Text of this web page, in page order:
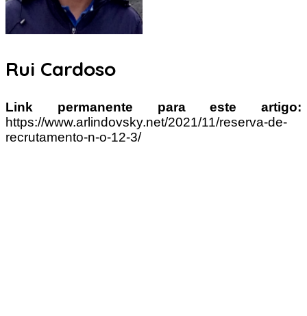
Rui Cardoso
Link permanente para este artigo:
https://www.arlindovsky.net/2021/11/reserva-de-
recrutamento-n-o-12-3/